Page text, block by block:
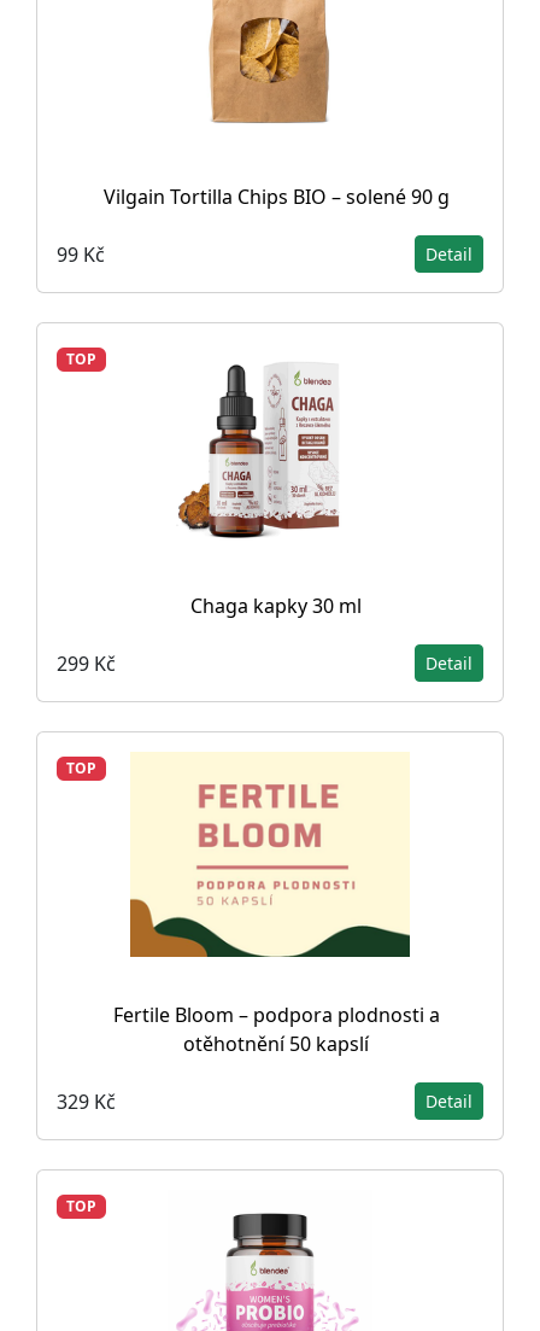
Vilgain Tortilla Chips BIO – solené 90 g
99 Kč Detail
TOP
Chaga kapky 30 ml
299 Kč Detail
TOP
Fertile Bloom – podpora plodnosti a
otěhotnění 50 kapslí
329 Kč Detail
TOP